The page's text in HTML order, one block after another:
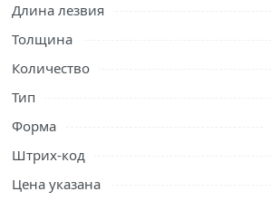
Ознакомьтесь с подробными
правильный выбор и заказать
профессиональные менеджеры
или самовывоза.
Длина лезвия
Толщина
Количество
Тип
Форма
Штрих-код
Цена указана